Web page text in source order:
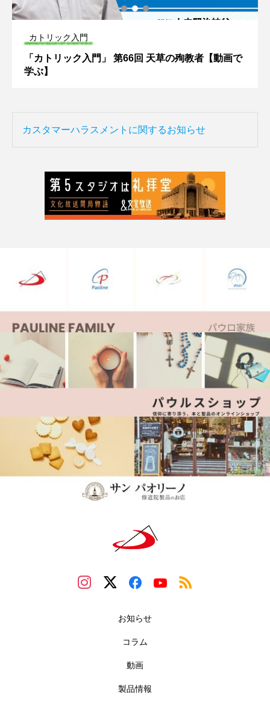
カトリック入門
「カトリック入門」 第66回 天草の殉教者【動画で
学ぶ】
カスタマーハラスメントに関するお知らせ
お知らせ
コラム
動画
製品情報